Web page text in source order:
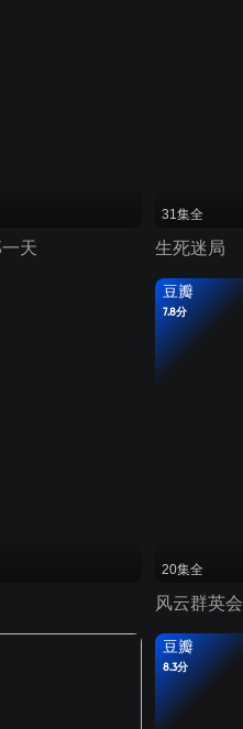
天
31集全
生死迷局
豆瓣
7.8分
20集全
风云群英会
豆瓣
8.3分